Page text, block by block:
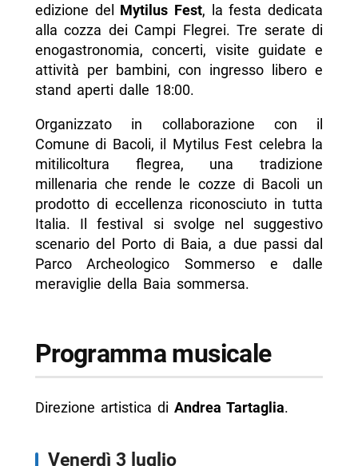
- Dati evento
-- Quando si tiene il Mytilus Fest 2026?
-- Dove si svolge?
-- L ingresso è gratuito?
-- Ci sono attività per bambini?
-- Come raggiungere il Porto di Baia?
-- Scopri di più da Napolike.it
edizione del Mytilus Fest, la festa dedicata
alla cozza dei Campi Flegrei. Tre serate di
enogastronomia, concerti, visite guidate e
attività per bambini, con ingresso libero e
stand aperti dalle 18:00.
Organizzato in collaborazione con il
Comune di Bacoli, il Mytilus Fest celebra la
mitilicoltura flegrea, una tradizione
millenaria che rende le cozze di Bacoli un
prodotto di eccellenza riconosciuto in tutta
Italia. Il festival si svolge nel suggestivo
scenario del Porto di Baia, a due passi dal
Parco Archeologico Sommerso e dalle
meraviglie della Baia sommersa.
Programma musicale
Direzione artistica di Andrea Tartaglia.
Venerdì 3 luglio